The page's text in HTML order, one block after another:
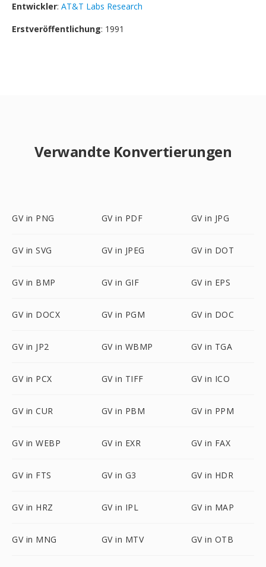
Entwickler: AT&T Labs Research
Erstveröffentlichung: 1991
Verwandte Konvertierungen
GV in PNG GV in PDF GV in JPG
GV in SVG GV in JPEG GV in DOT
GV in BMP GV in GIF GV in EPS
GV in DOCX GV in PGM GV in DOC
GV in JP2 GV in WBMP GV in TGA
GV in PCX GV in TIFF GV in ICO
GV in CUR GV in PBM GV in PPM
GV in WEBP GV in EXR GV in FAX
GV in FTS GV in G3 GV in HDR
GV in HRZ GV in IPL GV in MAP
GV in MNG GV in MTV GV in OTB